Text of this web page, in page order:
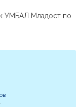
УМБАЛ Младост по